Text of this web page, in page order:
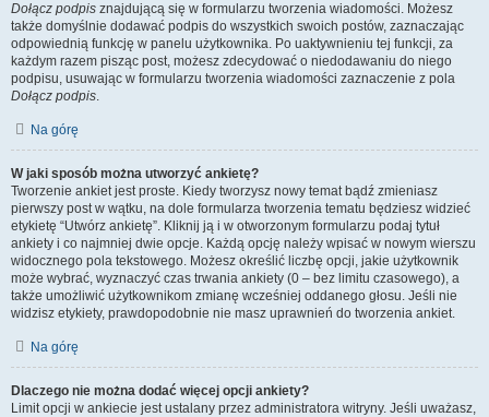
Dołącz podpis znajdującą się w formularzu tworzenia wiadomości. Możesz
także domyślnie dodawać podpis do wszystkich swoich postów, zaznaczając
odpowiednią funkcję w panelu użytkownika. Po uaktywnieniu tej funkcji, za
każdym razem pisząc post, możesz zdecydować o niedodawaniu do niego
podpisu, usuwając w formularzu tworzenia wiadomości zaznaczenie z pola
Dołącz podpis.
Na górę
W jaki sposób można utworzyć ankietę?
Tworzenie ankiet jest proste. Kiedy tworzysz nowy temat bądź zmieniasz
pierwszy post w wątku, na dole formularza tworzenia tematu będziesz widzieć
etykietę “Utwórz ankietę”. Kliknij ją i w otworzonym formularzu podaj tytuł
ankiety i co najmniej dwie opcje. Każdą opcję należy wpisać w nowym wierszu
widocznego pola tekstowego. Możesz określić liczbę opcji, jakie użytkownik
może wybrać, wyznaczyć czas trwania ankiety (0 – bez limitu czasowego), a
także umożliwić użytkownikom zmianę wcześniej oddanego głosu. Jeśli nie
widzisz etykiety, prawdopodobnie nie masz uprawnień do tworzenia ankiet.
Na górę
Dlaczego nie można dodać więcej opcji ankiety?
Limit opcji w ankiecie jest ustalany przez administratora witryny. Jeśli uważasz,